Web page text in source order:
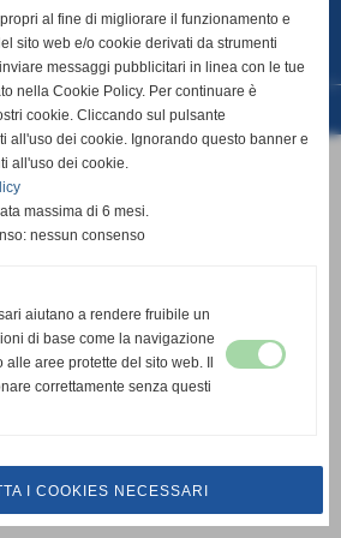
Cell. 347.9839291
o parziale, dei testi, delle informazioni e dei
in questo sito senza l´autorizzazione di
A.S.D.CUPRENSE 1933
siti web www.sitoper.it
al fine di migliorare il funzionamento e
sito web e/o cookie derivati da strumenti
messaggi pubblicitari in linea con le tue
nella Cookie Policy. Per continuare è
cookie. Cliccando sul pulsante
all'uso dei cookie. Ignorando questo banner e
all'uso dei cookie.
massima di 6 mesi.
nessun consenso
aiutano a rendere fruibile un
di base come la navigazione
aree protette del sito web. Il
correttamente senza questi
I COOKIES NECESSARI